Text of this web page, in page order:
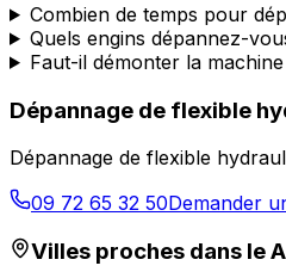
Combien de temps pour
Quels engins dépannez-
Faut-il démonter la
Dépannage de flexible
Dépannage de flexible
09 72 65 32 50Demander
Villes proches dans le